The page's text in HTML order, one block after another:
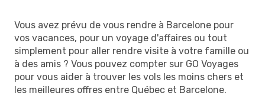
Vous avez prévu de vous rendre à Barcelone pour
vos vacances, pour un voyage d'affaires ou tout
simplement pour aller rendre visite à votre famille ou
à des amis ? Vous pouvez compter sur GO Voyages
pour vous aider à trouver les vols les moins chers et
les meilleures offres entre Québec et Barcelone.